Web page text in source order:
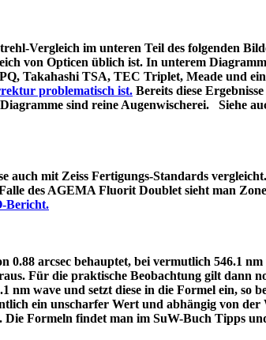
Vergleich im unteren Teil des folgenden
von Opticen üblich ist. In unterem
Takahashi TSA, TEC Triplet, Meade und
problematisch ist. Bereits diese
sind reine Augenwischerei. Siehe
auch mit Zeiss Fertigungs-Standards vergleicht.
des AGEMA Fluorit Doublet sieht man
Bericht.
arcsec behauptet, bei vermutlich 546.1 nm
Für die praktische Beobachtung gilt dann
nm wave und setzt diese in die Formel ein, so
ein unscharfer Wert und abhängig von der
Die Formeln findet man im SuW-Buch Tipps